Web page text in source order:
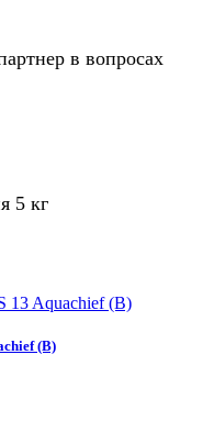
в вопросах
5 кг
(B)